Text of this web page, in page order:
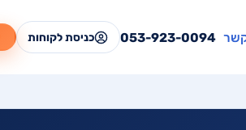
053-923-0094 כניסת לקוחות